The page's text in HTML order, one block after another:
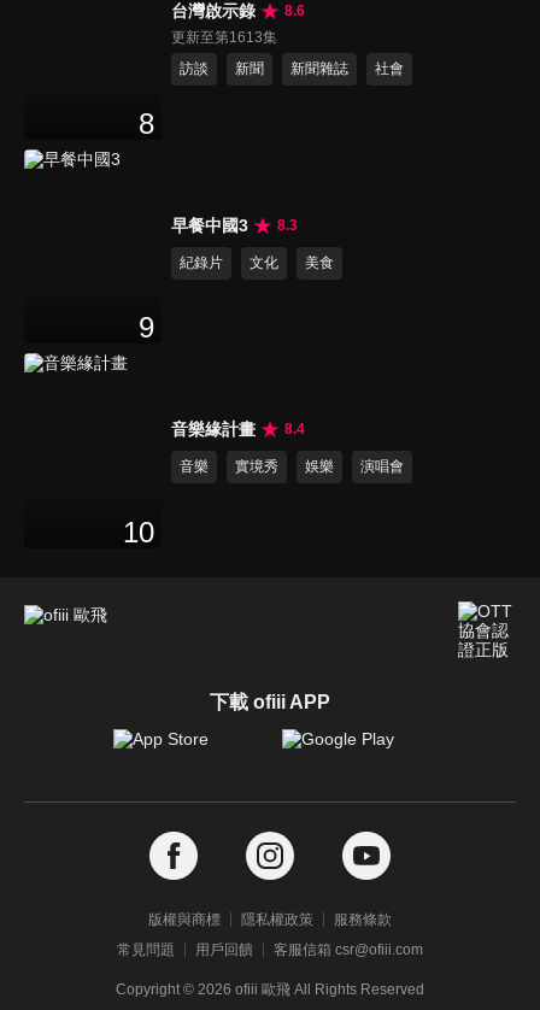
8
台灣啟示錄
8.6
更新至第1613集
訪談
新聞 新聞雜誌 社會
9
早餐中國3 8.3
紀錄片 文化 美食
10
音樂緣計畫 8.4
音樂 實境秀 娛樂 演唱會
下載 ofiii APP
版權與商標 隱私權政策
服務條款
常見問題
用戶回饋 客服信箱 csr@ofiii.com
Copyright © 2026 ofiii 歐飛 All Rights Reserved